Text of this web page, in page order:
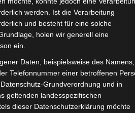
werden. Ist die Verarbeitung
und besteht für eine solche
holen wir generell eine
ein.
Daten, beispielsweise des Namens,
Telefonnummer einer betroffenen
Grundverordnung und in
geltenden landesspezifischen
dieser Datenschutzerklärung möchte